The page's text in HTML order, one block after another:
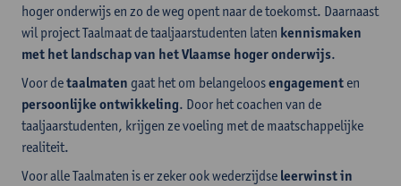
hoger onderwijs en zo de weg opent naar de toekomst. Daarnaast
wil project Taalmaat de taaljaarstudenten laten kennismaken
met het landschap van het Vlaamse hoger onderwijs.
Voor detaalmaten gaat het om belangeloosengagement en
persoonlijke ontwikkeling. Door het coachen van de
taaljaarstudenten, krijgen ze voeling met de maatschappelijke
realiteit.
Voor alle Taalmaten is er zeker ook wederzijdse leerwinst in